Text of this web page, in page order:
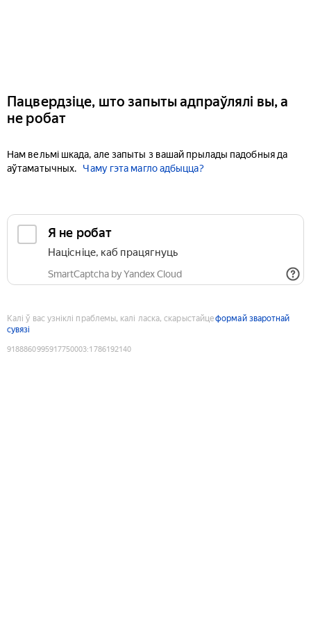
Пацвердзіце, што запыты адпраўлялі вы, а
не робат
Нам вельмі шкада, але запыты з вашай прылады падобныя да
аўтаматычных.
Чаму гэта магло адбыцца?
Я не робат
Націсніце, каб працягнуць
SmartCaptcha by Yandex Cloud
Калі ў вас узніклі праблемы, калі ласка, скарыстайцеформай зваротнай
сувязі
9188860995917750003:1786192140